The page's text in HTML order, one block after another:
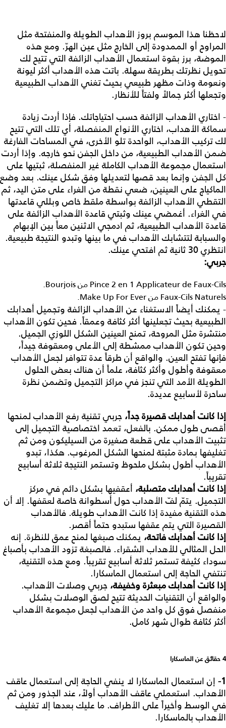
لاحظنا هذا الموسم بروز الأهداب الطويلة والمنفتحة مثل
المراوح أو الممدودة إلى الخارج مثل عين الهرّ. ومع هذه
الموضة، برز بقوة استعمال الأهداب الزائفة التي تتيح لك
تحويل نظرتك بطريقة سهلة. باتت هذه الأهداب أكثر ليونة
ونعومة وذات مظهر طبيعي بحيث تغني الأهداب الطبيعية
وتجعلها أكثر جمالاً ولفتاً للأنظار.
- اختاري الأهداب الزائفة حسب احتياجاتك. فإذا أردت زيادة
سماكة الأهداب، اختاري الأنواع المنفصلة، أي تلك التي تتيح
لك تركيب الأهداب، الواحدة تلو الأخرى، في المساحات الفارغة
ضمن الأهداب الطبيعية، من داخل الجفن نحو خارجه. وإذا أردت
استعمال مجموعة الأهداب الكاملة غير المنفصلة، ثبتيها على
كل الجفن وإنما بعد قصها لتعديلها وفق شكل عينك. بعد وضع
الماكياج على العينين، ضعي نقطة من الغراء على متن اليد، ثم
التقطي الأهداب الزائفة بواسطة ملقط خاص وبللي قاعدتها
في الغراء. أغمضي عينك وثبتي قاعدة الأهداب الزائفة على
قاعدة الأهداب الطبيعية، ثم ادمجي الاثنين معاً بين الإبهام
والسبابة لتتشابك الأهداب في ما بينها وتبدو النتيجة طبيعية.
انتظري 30 ثانية ثم افتحي عينك.
جربي:
Pince 2 en 1 Applicateur de Faux-Cils من Bourjois.
Faux-Cils Naturels من Make Up For Ever.
- يمكنك أيضاً الاستغناء عن الأهداب الزائفة وتجميل أهدابك
الطبيعية بحيث تجعلينها أكثر كثافة وعمقاً. فحين تكون الأهداب
منتشرة مثل المروحة، تمنح العينين الشكل اللوزي الجميل.
وحين تكون الأهداب ممشطة إلى الأعلى ومعقوفة جيداً،
فإنها تفتح العين. والواقع أن طرقاً عدة تتوافر لجعل الأهداب
معقوفة وأطول وأكثر كثافة، علماً أن هناك بعض الحلول
الطويلة الأمد التي تنجز في مراكز التجميل وتضمن نظرة
ساحرة لأسابيع عديدة.
إذا كانت أهدابك قصيرة جداً، جربي تقنية رفع الأهداب لمنحها
أقصى طول ممكن. بالفعل، تعمد اختصاصية التجميل إلى
تثبيت الأهداب على قطعة صغيرة من السيليكون ومن ثم
تغليفها بمادة مثبتة لمنحها الشكل المرغوب. هكذا، تبدو
الأهداب أطول بشكل ملحوظ وتستمر النتيجة ثلاثة أسابيع
تقريباً.
إذا كانت أهدابك متصلبة، أعقفيها بشكل دائم في مركز
التجميل. يتمّ لفّ الأهداب حول أسطوانة خاصة لعقفها. إلا أن
هذه التقنية مفيدة إذا كانت الأهداب طويلة. فالأهداب
القصيرة التي يتم عقفها ستبدو حتماً أقصر.
إذا كانت أهدابك فاتحة، يمكنك صبغها لمنح عمق للنظرة. إنه
الحل المثالي للأهداب الشقراء. فالصبغة تزود الأهداب بأصباغ
سوداء كثيفة تستمر ثلاثة أسابيع تقريباً. ومع هذه التقنية،
تنتفي الحاجة إلى استعمال الماسكارا.
إذا كانت أهدابك مبعثرة وخفيفة، جربي وصلات الأهداب.
والواقع أن التقنيات الحديثة تتيح لصق الوصلات بشكل
منفصل فوق كل واحد من الأهداب لجعل مجموعة الأهداب
أكثر كثافة طوال شهر كامل.
4حقائق عن الماسكارا
1- إن استعمال الماسكارا لا ينفي الحاجة إلى استعمال عاقف
الأهداب. استعملي عاقف الأهداب أولاً، عند الجذور ومن ثم
في الوسط وأخيراً على الأطراف. ما عليك بعدها إلا تغليف
الأهداب بالماسكارا.